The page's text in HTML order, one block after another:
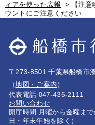
ィアを使った広報
>
【注
ウントにご注意ください
〒273-8501 千葉県船橋市
（地図・ご案内）
代表電話 047-436-2111
お問い合わせ
開庁時間 月曜から金曜ま
日・年末年始を除く）